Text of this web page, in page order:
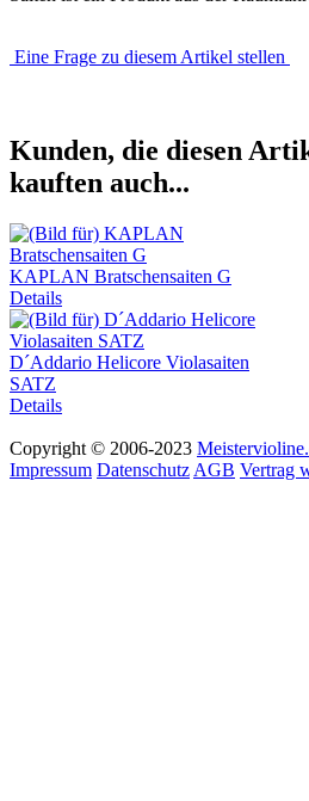
Eine Frage zu diesem Artikel stellen
Kunden, die diesen
kauften auch...
KAPLAN Bratschensaiten G
Details
D´Addario Helicore Violasaiten
SATZ
Details
Copyright © 2006-2023
Impressum Datenschutz AGB Vertrag